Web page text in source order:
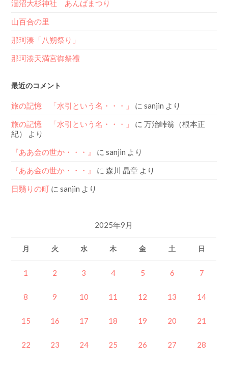
山百合の里
那珂湊「八朔祭り」
那珂湊天満宮御祭禮
最近のコメント
旅の記憶 「水引という名・・・」 に sanjin より
旅の記憶 「水引という名・・・」 に万治峠翁（根本正
紀）より
『ああ金の世か・・・』
に sanjin より
『ああ金の世か・・・』 に森川 晶章 より
日翳りの町 に sanjin より
2025年9月
月 火 水 木 金 土 日
1 2 3 4 5 6 7
8 9 10 11 12 13 14
15 16 17 18 19 20 21
22 23 24 25 26 27 28